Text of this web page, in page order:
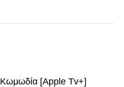
Κωμωδία [Apple Tv+]